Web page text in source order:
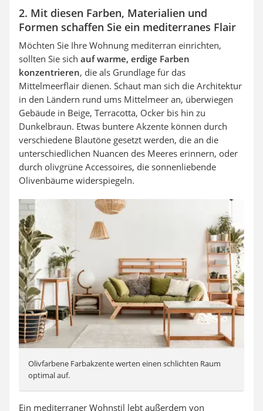
2. Mit diesen Farben, Materialien und
Formen schaffen Sie ein mediterranes Flair
Möchten Sie Ihre Wohnung mediterran einrichten,
sollten Sie sich auf warme, erdige Farben
konzentrieren, die als Grundlage für das
Mittelmeerflair dienen. Schaut man sich die Architektur
in den Ländern rund ums Mittelmeer an, überwiegen
Gebäude in Beige, Terracotta, Ocker bis hin zu
Dunkelbraun. Etwas buntere Akzente können durch
verschiedene Blautöne gesetzt werden, die an die
unterschiedlichen Nuancen des Meeres erinnern, oder
durch olivgrüne Accessoires, die sonnenliebende
Olivenbäume widerspiegeln.
Olivfarbene Farbakzente werten einen schlichten Raum
optimal auf.
Ein mediterraner Wohnstil lebt außerdem von